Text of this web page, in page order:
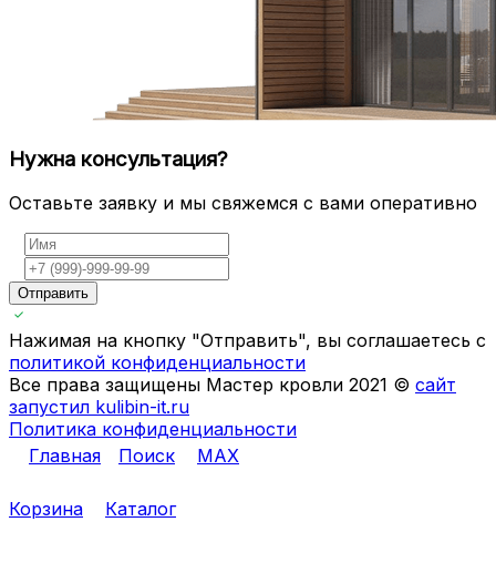
Нужна консультация?
Оставьте заявку и мы свяжемся с вами оперативно
Отправить
Нажимая на кнопку "Отправить", вы соглашаетесь с
политикой конфиденциальности
Все права защищены Мастер кровли 2021 © сайт
запустил kulibin-it.ru
Политика конфиденциальности
Главная
Поиск MAX
Корзина Каталог